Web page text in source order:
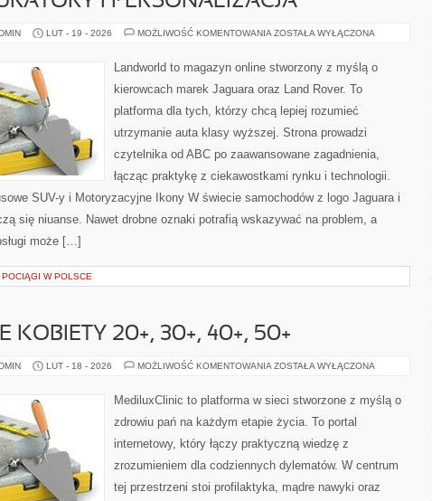
LUT - 19 - 2026 MOŻLIWOŚĆ KOMENTOWANIA KONFIGURATORY
ZOSTAŁA WYŁĄCZONA
Landworld to magazyn online stworzony z myślą o
kierowcach marek Jaguara oraz Land Rover. To
platforma dla tych, którzy chcą lepiej rozumieć
utrzymanie auta klasy wyższej. Strona prowadzi
czytelnika od ABC po zaawansowane zagadnienia,
łącząc praktykę z ciekawostkami rynku i technologii.
SUV-y i Motoryzacyjne Ikony W świecie samochodów z logo Jaguara i
się niuanse. Nawet drobne oznaki potrafią wskazywać na problem, a
może […]
POCIĄGI W POLSCE
KOBIETY 20+, 30+, 40+, 50+
LUT - 18 - 2026 MOŻLIWOŚĆ KOMENTOWANIA ZDROWIE
30+,
40+,
ZOSTAŁA WYŁĄCZONA
MediluxClinic to platforma w sieci stworzone z myślą o
zdrowiu pań na każdym etapie życia. To portal
internetowy, który łączy praktyczną wiedzę z
zrozumieniem dla codziennych dylematów. W centrum
tej przestrzeni stoi profilaktyka, mądre nawyki oraz